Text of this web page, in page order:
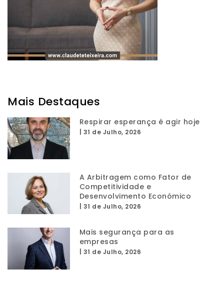
Mais Destaques
Respirar esperança é agir hoje
31 de Julho, 2026
A Arbitragem como Fator de
Competitividade e
Desenvolvimento Económico
31 de Julho, 2026
Mais segurança para as
empresas
31 de Julho, 2026